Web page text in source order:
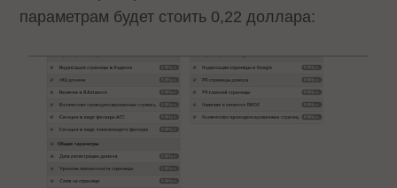
параметрам будет стоить 0,22 доллара: